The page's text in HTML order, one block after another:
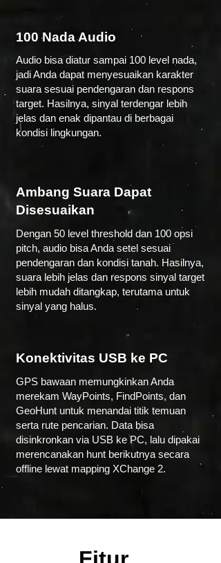
100 Nada Audio
Audio bisa diatur sampai 100 level nada,
jadi Anda dapat menyesuaikan karakter
suara sesuai pendengaran dan respons
target. Hasilnya, sinyal terdengar lebih
jelas dan enak dipantau di berbagai
kondisi lingkungan.
Ambang Suara Dapat
Disesuaikan
Dengan 50 level threshold dan 100 opsi
pitch, audio bisa Anda setel sesuai
pendengaran dan kondisi tanah. Hasilnya,
suara lebih jelas dan respons sinyal target
lebih mudah ditangkap, terutama untuk
sinyal yang halus.
Konektivitas USB ke PC
GPS bawaan memungkinkan Anda
merekam WayPoints, FindPoints, dan
GeoHunt untuk menandai titik temuan
serta rute pencarian. Data bisa
disinkronkan via USB ke PC, lalu dipakai
merencanakan hunt berikutnya secara
offline lewat mapping XChange 2.